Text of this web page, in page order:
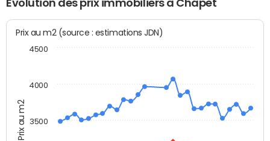
Evolution des prix immobiliers à Chapet
Prix au m2
Prix au m2 (source : estimations JDN)
3500
4000
4500